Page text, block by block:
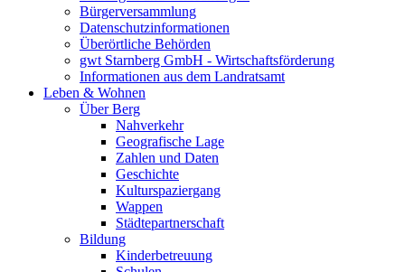
Bürgerversammlung
Datenschutzinformationen
Überörtliche Behörden
gwt Starnberg GmbH - Wirtschaftsförderung
Informationen aus dem Landratsamt
Leben & Wohnen
Über Berg
Nahverkehr
Geografische Lage
Zahlen und Daten
Geschichte
Kulturspaziergang
Wappen
Städtepartnerschaft
Bildung
Kinderbetreuung